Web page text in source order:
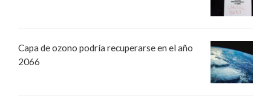
Capa de ozono podría recuperarse en el año
2066